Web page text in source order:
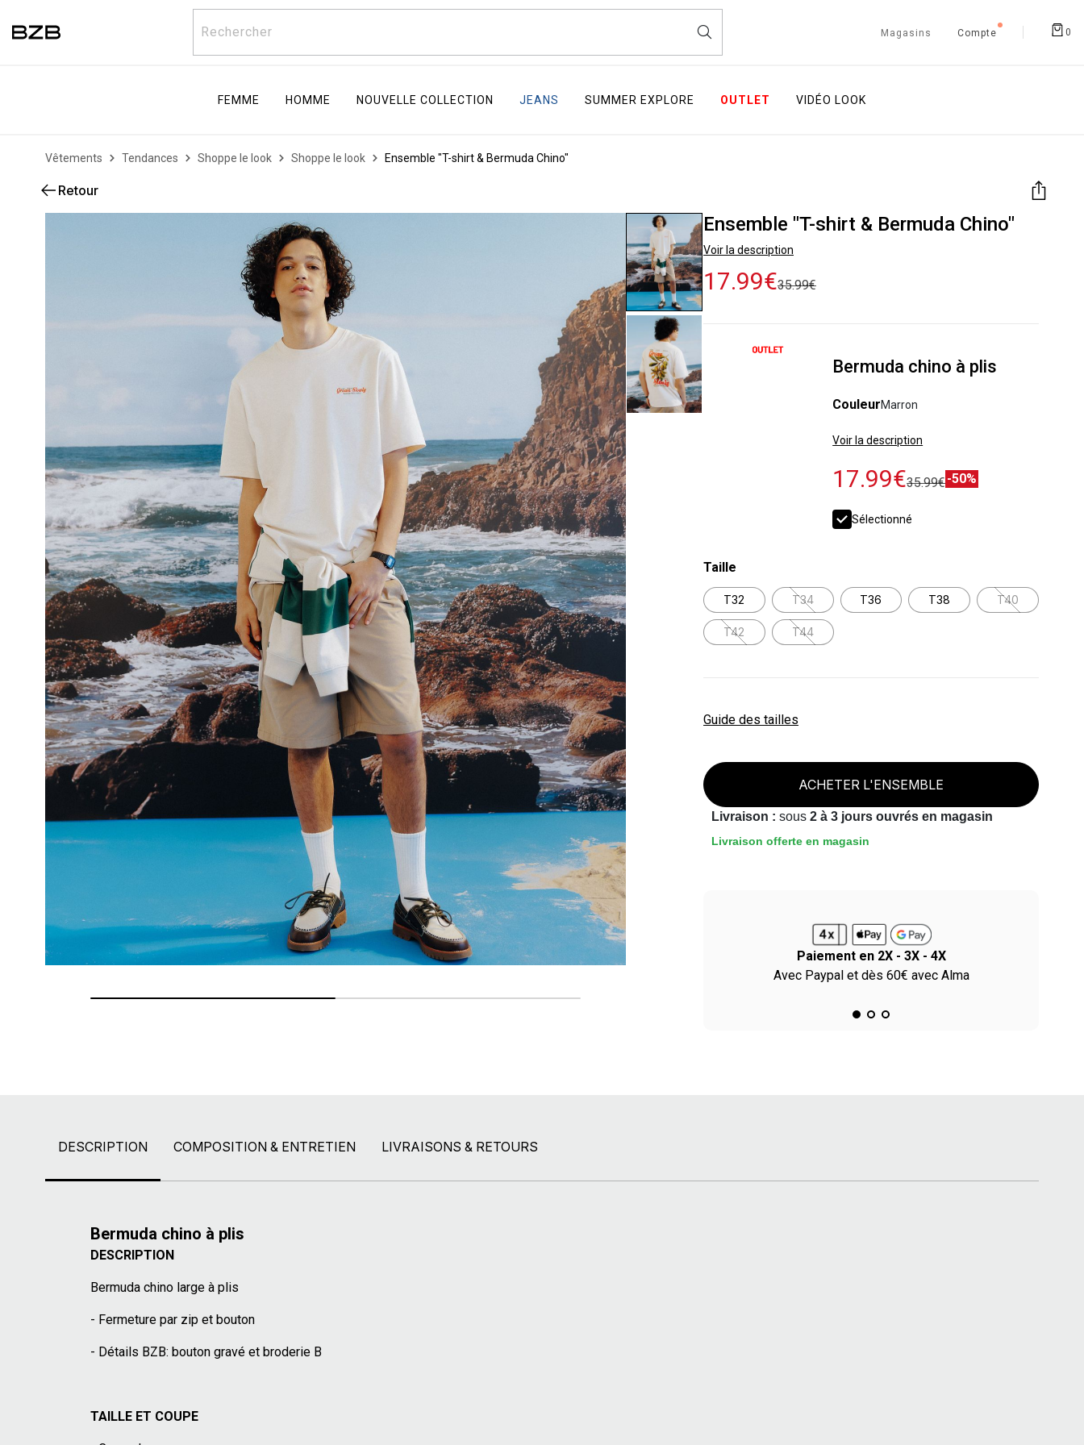
Rechercher Magasins Compte 0
FEMME HOMME NOUVELLE COLLECTION JEANS SUMMER EXPLORE OUTLET VIDÉO LOOK
Vêtements Tendances Shoppe le look Shoppe le look Ensemble "T-shirt & Bermuda Chino"
Retour
Ensemble "T-shirt & Bermuda Chino"
Voir la description
17.99€35.99€
Bermuda chino à plis
CouleurMarron
Voir la description
17.99€35.99€-50%
Sélectionné
Taille
T32 T34 T36 T38 T40
T42 T44
Guide des tailles
ACHETER L'ENSEMBLE
Livraison : sous 2 à 3 jours ouvrés en magasin
Livraison offerte en magasin
Retours gratuits
Livraison offerte*
Paiement en 2X - 3X - 4X
Avec Paypal et dès 60€ avec Alma
DESCRIPTION COMPOSITION & ENTRETIEN LIVRAISONS & RETOURS
Bermuda chino à plis
DESCRIPTION
Bermuda chino large à plis
- Fermeture par zip et bouton
- Détails BZB: bouton gravé et broderie B
TAILLE ET COUPE